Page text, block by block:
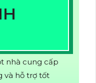
nhà cung cấp
và hỗ trợ tốt